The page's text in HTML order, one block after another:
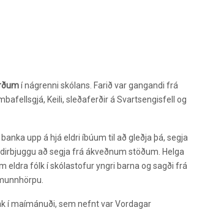
í nágrenni skólans. Farið var gangandi frá
Keili, sleðaferðir á Svartsengisfell og
upp á hjá eldri íbúum til að gleðja þá, segja
að segja frá ákveðnum stöðum. Helga
eldra fólk í skólastofur yngri barna og sagði frá
í maímánuði, sem nefnt var Vordagar